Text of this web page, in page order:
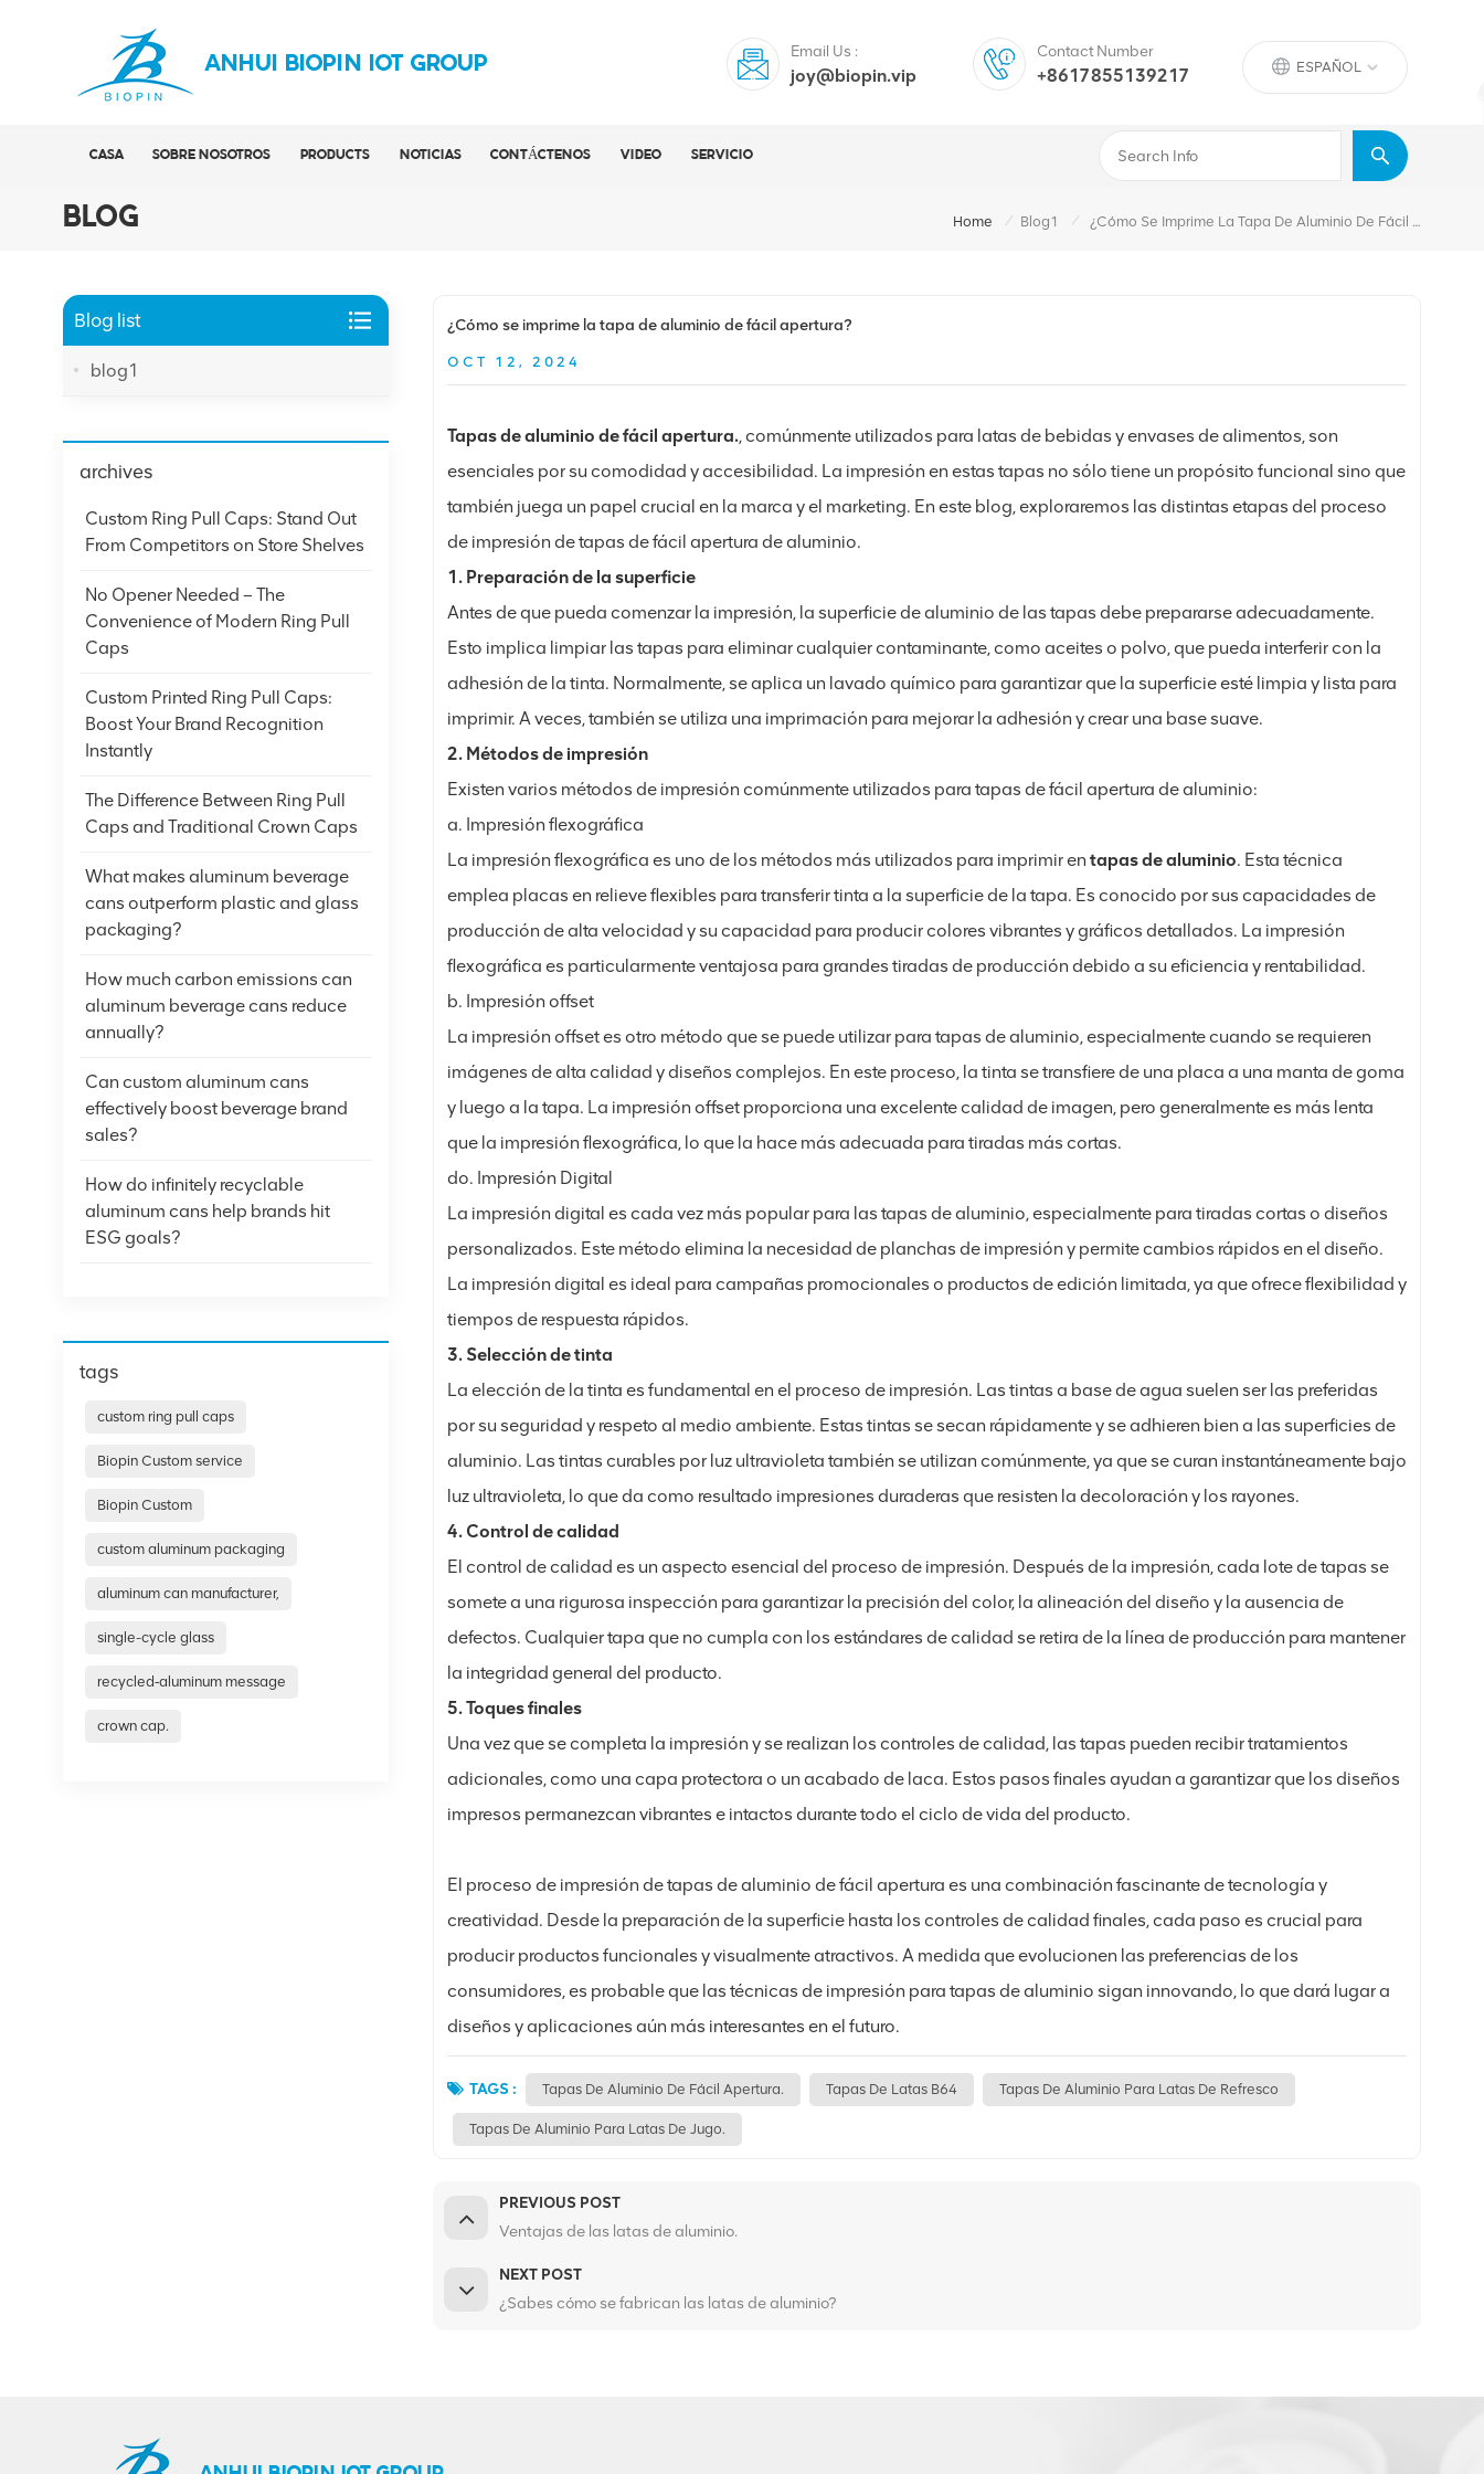
ANHUI BIOPIN IOT GROUP ESPAÑOL
Email Us :
joy@biopin.vip
Contact Number
+8617855139217
CASA SOBRE NOSOTROS PRODUCTS NOTICIAS CONTÁCTENOS VIDEO SERVICIO
BLOG Home / Blog1 / ¿Cómo Se Imprime La Tapa De Aluminio De Fácil Apertura?
¿Cómo se imprime la tapa de aluminio de fácil apertura?
OCT 12, 2024
Tapas de aluminio de fácil apertura., comúnmente utilizados para latas de bebidas y envases de alimentos, son
esenciales por su comodidad y accesibilidad. La impresión en estas tapas no sólo tiene un propósito funcional sino que
también juega un papel crucial en la marca y el marketing. En este blog, exploraremos las distintas etapas del proceso
de impresión de tapas de fácil apertura de aluminio.
1. Preparación de la superficie
Antes de que pueda comenzar la impresión, la superficie de aluminio de las tapas debe prepararse adecuadamente.
Esto implica limpiar las tapas para eliminar cualquier contaminante, como aceites o polvo, que pueda interferir con la
adhesión de la tinta. Normalmente, se aplica un lavado químico para garantizar que la superficie esté limpia y lista para
imprimir. A veces, también se utiliza una imprimación para mejorar la adhesión y crear una base suave.
2. Métodos de impresión
Existen varios métodos de impresión comúnmente utilizados para tapas de fácil apertura de aluminio:
a. Impresión flexográfica
La impresión flexográfica es uno de los métodos más utilizados para imprimir entapas de aluminio. Esta técnica
emplea placas en relieve flexibles para transferir tinta a la superficie de la tapa. Es conocido por sus capacidades de
producción de alta velocidad y su capacidad para producir colores vibrantes y gráficos detallados. La impresión
flexográfica es particularmente ventajosa para grandes tiradas de producción debido a su eficiencia y rentabilidad.
b. Impresión offset
La impresión offset es otro método que se puede utilizar para tapas de aluminio, especialmente cuando se requieren
imágenes de alta calidad y diseños complejos. En este proceso, la tinta se transfiere de una placa a una manta de goma
y luego a la tapa. La impresión offset proporciona una excelente calidad de imagen, pero generalmente es más lenta
que la impresión flexográfica, lo que la hace más adecuada para tiradas más cortas.
do. Impresión Digital
La impresión digital es cada vez más popular para las tapas de aluminio, especialmente para tiradas cortas o diseños
personalizados. Este método elimina la necesidad de planchas de impresión y permite cambios rápidos en el diseño.
La impresión digital es ideal para campañas promocionales o productos de edición limitada, ya que ofrece flexibilidad y
tiempos de respuesta rápidos.
3. Selección de tinta
La elección de la tinta es fundamental en el proceso de impresión. Las tintas a base de agua suelen ser las preferidas
por su seguridad y respeto al medio ambiente. Estas tintas se secan rápidamente y se adhieren bien a las superficies de
aluminio. Las tintas curables por luz ultravioleta también se utilizan comúnmente, ya que se curan instantáneamente bajo
luz ultravioleta, lo que da como resultado impresiones duraderas que resisten la decoloración y los rayones.
4. Control de calidad
El control de calidad es un aspecto esencial del proceso de impresión. Después de la impresión, cada lote de tapas se
somete a una rigurosa inspección para garantizar la precisión del color, la alineación del diseño y la ausencia de
defectos. Cualquier tapa que no cumpla con los estándares de calidad se retira de la línea de producción para mantener
la integridad general del producto.
5. Toques finales
Una vez que se completa la impresión y se realizan los controles de calidad, las tapas pueden recibir tratamientos
adicionales, como una capa protectora o un acabado de laca. Estos pasos finales ayudan a garantizar que los diseños
impresos permanezcan vibrantes e intactos durante todo el ciclo de vida del producto.
El proceso de impresión de tapas de aluminio de fácil apertura es una combinación fascinante de tecnología y
creatividad. Desde la preparación de la superficie hasta los controles de calidad finales, cada paso es crucial para
producir productos funcionales y visualmente atractivos. A medida que evolucionen las preferencias de los
consumidores, es probable que las técnicas de impresión para tapas de aluminio sigan innovando, lo que dará lugar a
diseños y aplicaciones aún más interesantes en el futuro.
TAGS : Tapas De Aluminio De Fácil Apertura. Tapas De Latas B64 Tapas De Aluminio Para Latas De Refresco
Tapas De Aluminio Para Latas De Jugo.
PREVIOUS POST
Ventajas de las latas de aluminio.
NEXT POST
¿Sabes cómo se fabrican las latas de aluminio?
Blog list
blog1
archives
Custom Ring Pull Caps: Stand Out
From Competitors on Store Shelves
No Opener Needed – The
Convenience of Modern Ring Pull
Caps
Custom Printed Ring Pull Caps:
Boost Your Brand Recognition
Instantly
The Difference Between Ring Pull
Caps and Traditional Crown Caps
What makes aluminum beverage
cans outperform plastic and glass
packaging?
How much carbon emissions can
aluminum beverage cans reduce
annually?
Can custom aluminum cans
effectively boost beverage brand
sales?
How do infinitely recyclable
aluminum cans help brands hit
ESG goals?
tags
custom ring pull caps
Biopin Custom service
Biopin Custom
custom aluminum packaging
aluminum can manufacturer,
single-cycle glass
recycled‑aluminum message
crown cap.